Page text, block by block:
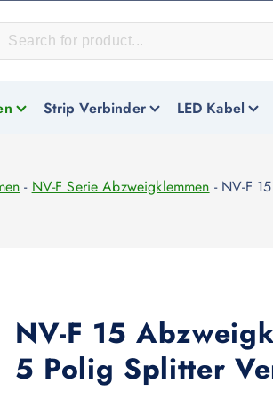
Strip Verbinder LED Kabel
- NV-F Serie Abzweigklemmen - NV-F
NV-F 15
5 Polig Splitter